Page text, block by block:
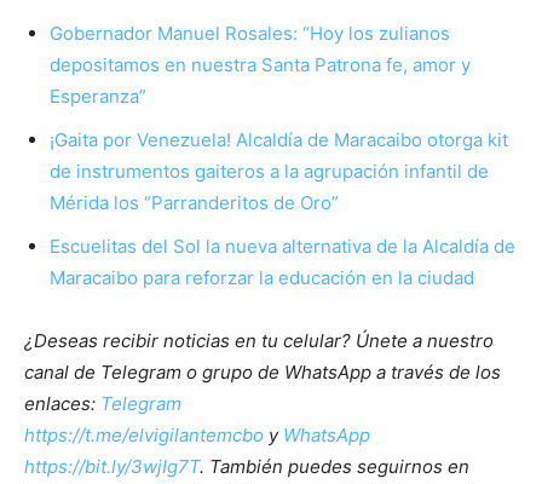
Gobernador Manuel Rosales: “Hoy los zulianos
depositamos en nuestra Santa Patrona fe, amor y
Esperanza”
¡Gaita por Venezuela! Alcaldía de Maracaibo otorga kit
de instrumentos gaiteros a la agrupación infantil de
Mérida los “Parranderitos de Oro”
Escuelitas del Sol la nueva alternativa de la Alcaldía de
Maracaibo para reforzar la educación en la ciudad
¿Deseas recibir noticias en tu celular? Únete a nuestro
canal de Telegram o grupo de WhatsApp a través de los
enlaces: Telegram
https://t.me/elvigilantemcbo y WhatsApp
https://bit.ly/3wjIg7T. También puedes seguirnos en